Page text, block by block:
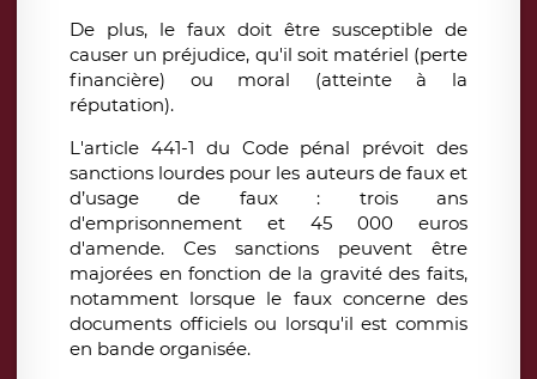
De plus, le faux doit être susceptible de
causer un préjudice, qu'il soit matériel (perte
financière) ou moral (atteinte à la
réputation).
L'article 441-1 du Code pénal prévoit des
sanctions lourdes pour les auteurs de faux et
d’usage de faux : trois ans
d'emprisonnement et 45 000 euros
d'amende. Ces sanctions peuvent être
majorées en fonction de la gravité des faits,
notamment lorsque le faux concerne des
documents officiels ou lorsqu'il est commis
en bande organisée.